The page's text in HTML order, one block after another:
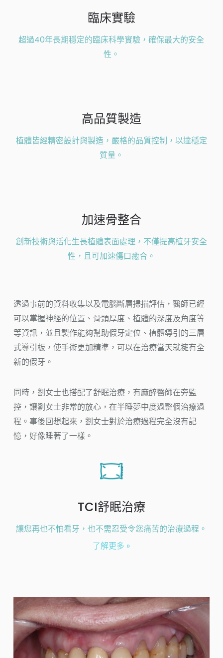
臨床實驗
超過40年長期穩定的臨床科學實驗，確保最大的安全
性。
高品質製造
植體皆經精密設計與製造，嚴格的品質控制，以達穩定
質量。
加速骨整合
創新技術與活化生長植體表面處理，不僅提高植牙安全
性，且可加速傷口癒合。
透過事前的資料收集以及電腦斷層掃描評估，醫師已經
可以掌握神經的位置、骨頭厚度、植體的深度及角度等
等資訊，並且製作能夠幫助假牙定位、植體導引的三層
式導引板，使手術更加精準，可以在治療當天就擁有全
新的假牙。
同時，劉女士也搭配了舒眠治療，有麻醉醫師在旁監
控，讓劉女士非常的放心，在半睡夢中度過整個治療過
程。事後回想起來，劉女士對於治療過程完全沒有記
憶，好像睡著了一樣。
TCI舒眠治療
讓您再也不怕看牙，也不需忍受令您痛苦的治療過程。
了解更多 »